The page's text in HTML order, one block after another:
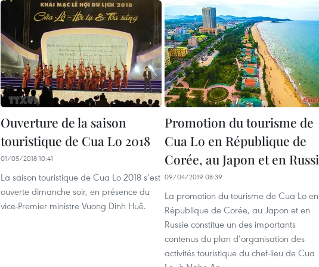
Ouverture de la saison
touristique de Cua Lo 2018
01/05/2018 10:41
La saison touristique de Cua Lo 2018 s’est
ouverte dimanche soir, en présence du
vice-Premier ministre Vuong Dinh Huê.
Promotion du tourisme de
Cua Lo en République de
Corée, au Japon et en
09/04/2019 08:39
La promotion du tourisme de Cua Lo en
République de Corée, au Japon et en
Russie constitue un des importants
contenus du plan d’organisation des
activités touristique du chef-lieu de Cua